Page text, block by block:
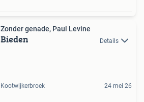
Zonder genade, Paul Levine
Bieden Details
Kootwijkerbroek 24 mei 26